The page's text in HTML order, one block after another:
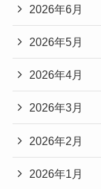
2026年6月
2026年5月
2026年4月
2026年3月
2026年2月
2026年1月